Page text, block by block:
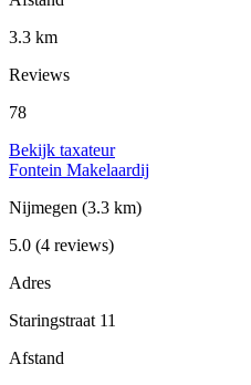
3.3 km
Reviews
78
Bekijk taxateur
Fontein Makelaardij
Nijmegen (3.3 km)
5.0 (4 reviews)
Adres
Staringstraat 11
Afstand